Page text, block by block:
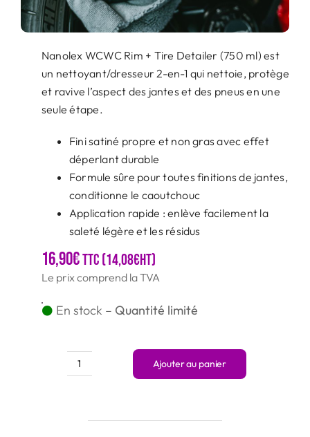
Nanolex WCWC Rim + Tire Detailer (750 ml) est
un nettoyant/dresseur 2-en-1 qui nettoie, protège
et ravive l’aspect des jantes et des pneus en une
seule étape.
Fini satiné propre et non gras avec effet
déperlant durable
Formule sûre pour toutes finitions de jantes,
conditionne le caoutchouc
Application rapide : enlève facilement la
saleté légère et les résidus
16,90€TTC (14,08€HT)
Le prix comprend la TVA
En stock – Quantité limité
quantité
Ajouter au panier